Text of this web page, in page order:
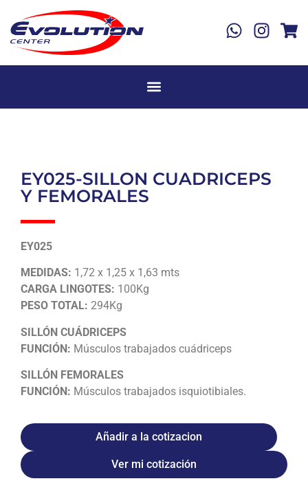
EY025-SILLON CUADRICEPS
Y FEMORALES
EY025
MEDIDAS: 1,72 x 1,25 x 1,63 mts
CARGA LINGOTES: 100Kg
PESO TOTAL: 294Kg
SILLÓN CUÁDRICEPS
FUNCIÓN: Músculos trabajados cuádriceps
SILLÓN FEMORALES
FUNCIÓN: Músculos trabajados isquiotibiales.
Añadir a la cotizacion
Ver mi cotización